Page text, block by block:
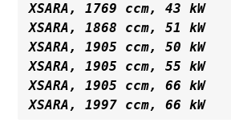
XSARA, 1769 ccm, 43 kW
XSARA, 1868 ccm, 51 kW
XSARA, 1905 ccm, 50 kW
XSARA, 1905 ccm, 55 kW
XSARA, 1905 ccm, 66 kW
XSARA, 1997 ccm, 66 kW